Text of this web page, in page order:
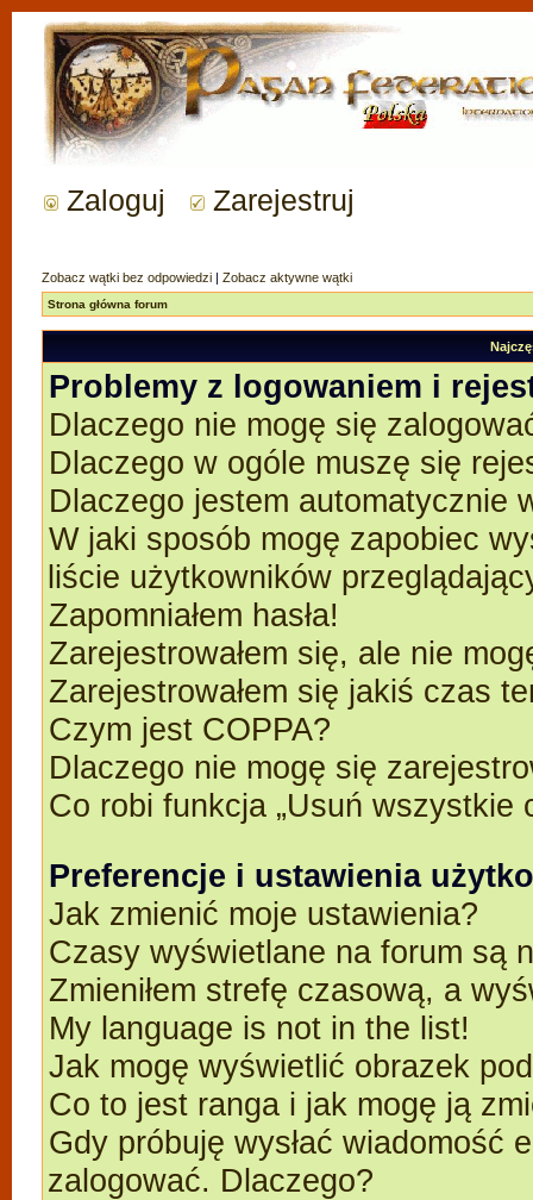
Zaloguj Zarejestruj
Zobacz wątki bez odpowiedzi | Zobacz aktywne wątki
Strona główna forum
Problemy z logowaniem i
Dlaczego nie mogę się
Dlaczego w ogóle muszę się
Dlaczego jestem automatycznie
W jaki sposób mogę zapobiec
liście użytkowników
Zapomniałem hasła!
Zarejestrowałem się, ale nie
Zarejestrowałem się jakiś czas
Czym jest COPPA?
Dlaczego nie mogę się
Co robi funkcja „Usuń wszystkie
Preferencje i ustawienia
Jak zmienić moje ustawienia?
Czasy wyświetlane na forum są
Zmieniłem strefę czasową, a
My language is not in the list!
Jak mogę wyświetlić obrazek
Co to jest ranga i jak mogę ją
Gdy próbuję wysłać wiadomość
zalogować. Dlaczego?